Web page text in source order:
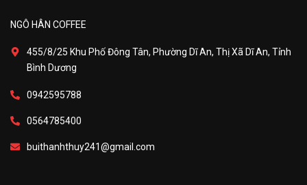
NGÔ HÂN COFFEE
455/8/25 Khu Phố Đông Tân, Phường Dĩ An, Thị Xã Dĩ An, Tỉnh
Bình Dương
0942595788
0564785400
buithanhthuy241@gmail.com